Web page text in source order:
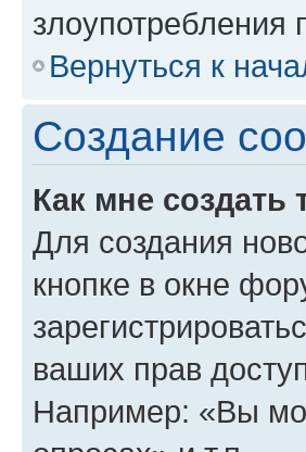
злоупотребления
Вернуться к
Создание
Как мне
Для создания
кнопке в окне
ваших прав
Например: «Вы